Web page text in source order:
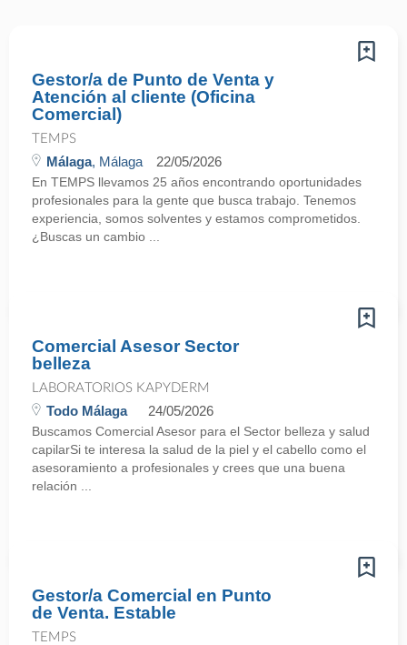
Gestor/a de Punto de Venta y
Atención al cliente (Oficina
Comercial)
TEMPS
Málaga, Málaga 22/05/2026
En TEMPS llevamos 25 años encontrando oportunidades
profesionales para la gente que busca trabajo. Tenemos
experiencia, somos solventes y estamos comprometidos.
¿Buscas un cambio ...
Comercial Asesor Sector
belleza
LABORATORIOS KAPYDERM
Todo Málaga 24/05/2026
Buscamos Comercial Asesor para el Sector belleza y salud
capilarSi te interesa la salud de la piel y el cabello como el
asesoramiento a profesionales y crees que una buena
relación ...
Gestor/a Comercial en Punto
de Venta. Estable
TEMPS